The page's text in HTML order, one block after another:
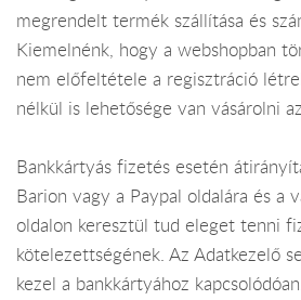
megrendelt termék szállítása és
Kiemelnénk, hogy a webshopban
nem előfeltétele a regisztráció
nélkül is lehetősége van vásárolni
Bankkártyás fizetés esetén
Barion vagy a Paypal oldalára és a
oldalon keresztül tud eleget tenni
kötelezettségének. Az Adatkezelő
kezel a bankkártyához